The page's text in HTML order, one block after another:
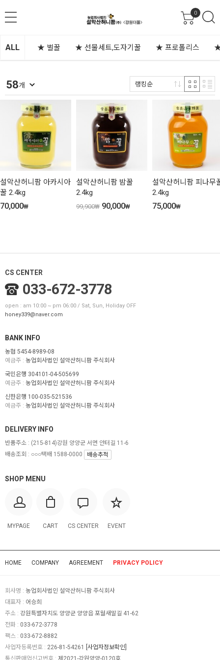
0
ALL ★ 벌꿀 ★ 선물세트,도자기꿀 ★ 프로폴리스
58개 랭킹순
설악산허니팜 아카시아
꿀 2.4kg
70,000₩
설악산허니팜 밤꿀
2.4kg
99,900₩ 90,000₩
설악산허니팜 피나무
2.4kg
75,000₩
CS CENTER
033-672-3778
open : am 10:00 ~ pm 06:00 / Sat, Sun, Holiday OFF
honey339@naver.com
BANK INFO
농협 5454-8989-08
예금주 : 농업회사법인 설악산허니팜 주식회사
국민은행 304101-04-505699
예금주 : 농업회사법인 설악산허니팜 주식회사
신한은행 100-035-521536
예금주 : 농업회사법인 설악산허니팜 주식회사
SHOP MENU
MYPAGE CART CS CENTER EVENT
DELIVERY INFO
반품주소 : (215-814)강원 양양군 서면 안터길 11-6
배송조회 : ○○○택배 1588-0000
배송추적
HOME COMPANY AGREEMENT PRIVACY POLICY
회사명 : 농업회사법인 설악산허니팜 주식회사
대표자 : 어승희
주소 : 강원특별자치도 양양군 양양읍 포월새말길 41-62
전화 : 033-672-3778
팩스 : 033-672-8882
사업자등록번호 : 226-81-54261
[사업자정보확인]
통신판매업신고번호 : 제2021-강원양양-0120호